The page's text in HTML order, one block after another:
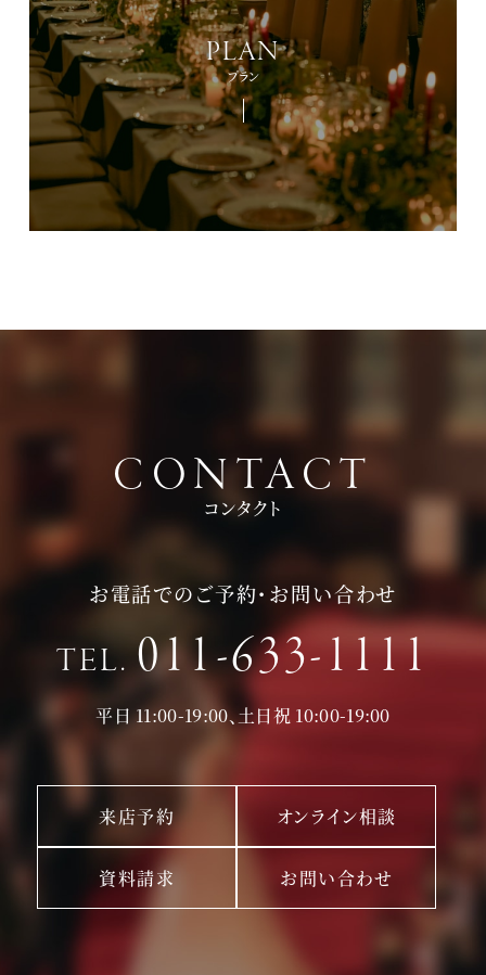
PLAN
プラン
CONTACT
コンタクト
お電話でのご予約・お問い合わせ
TEL. 011-633-1111
平日 11:00-19:00、土日祝 10:00-19:00
来店予約 オンライン相談
資料請求 お問い合わせ